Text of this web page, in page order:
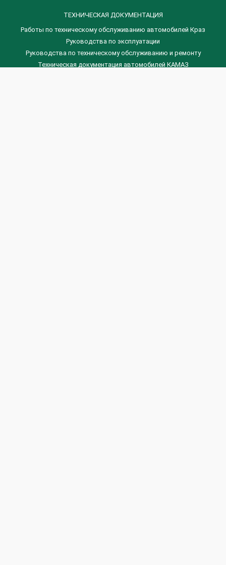
ТЕХНИЧЕСКАЯ ДОКУМЕНТАЦИЯ
Работы по техническому обслуживанию автомобилей Краз
Руководства по эксплуатации
Руководства по техническому обслуживанию и ремонту
Техническая документация автомобилей КАМАЗ